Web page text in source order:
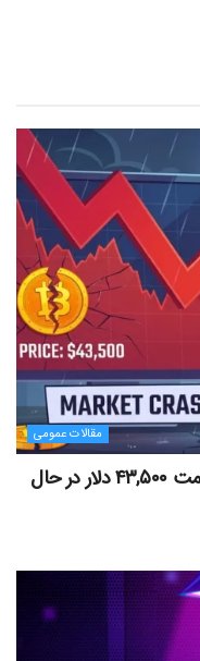
مقالات عمومی
مایکل ترپین: متاسفم، بیت‌کوین به سمت ۴۳,۵۰۰ دلار در حال